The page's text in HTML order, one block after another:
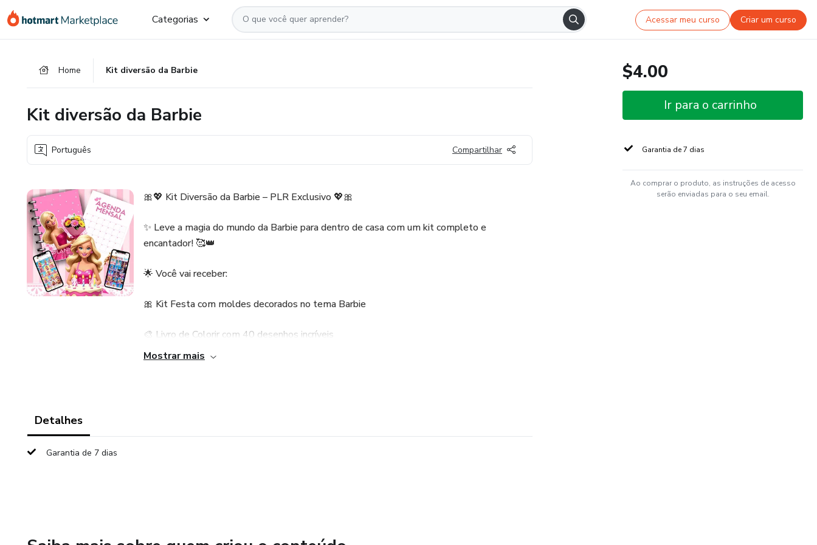
para
para
para
Categorias Acessar meu curso Criar um curso
Home Kit diversão da Barbie
Kit diversão da Barbie
Português Compartilhar
🎀💖 Kit Diversão da Barbie – PLR Exclusivo 💖🎀
✨ Leve a magia do mundo da Barbie para dentro de casa com um kit completo e
encantador! 🥰👑
🌟 Você vai receber:
🎀 Kit Festa com moldes decorados no tema Barbie
🎨 Livro de Colorir com 40 desenhos incríveis
Mostrar mais
Detalhes
Garantia de 7 dias
$4.00
Ir para o carrinho
Garantia de 7 dias
Ao comprar o produto, as instruções de acesso
serão enviadas para o seu email.